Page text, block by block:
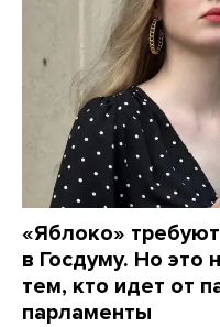
«Яблоко»
в Госдуму. Но
тем, кто идет от
парламенты